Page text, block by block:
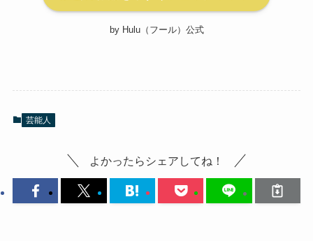
by Hulu（フール）公式
芸能人
よかったらシェアしてね！